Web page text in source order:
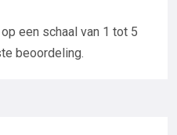
een schaal van 1 tot 5
beoordeling.